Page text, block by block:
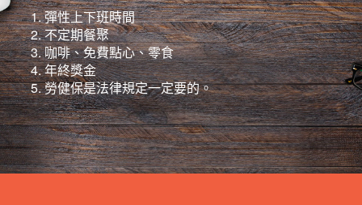
彈性上下班時間
不定期餐聚
咖啡、免費點心、零食
年終獎金
勞健保是法律規定一定要的。